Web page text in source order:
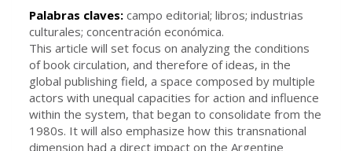
Palabras claves: campo editorial; libros; industrias
culturales; concentración económica.
This article will set focus on analyzing the conditions
of book circulation, and therefore of ideas, in the
global publishing field, a space composed by multiple
actors with unequal capacities for action and influence
within the system, that began to consolidate from the
1980s. It will also emphasize how this transnational
dimension had a direct impact on the Argentine